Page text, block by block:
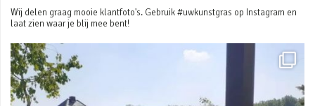
Wij delen graag mooie klantfoto's. Gebruik #uwkunstgras op Instagram en
laat zien waar je blij mee bent!